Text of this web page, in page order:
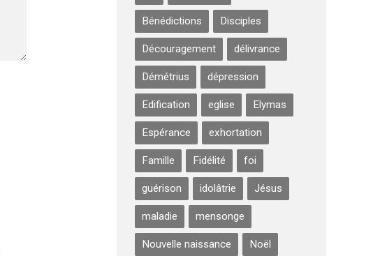
Bénédictions Disciples
Découragement délivrance
Démétrius dépression
Edification eglise Elymas
Espérance exhortation
Famille Fidélité foi
guérison idolâtrie Jésus
maladie mensonge
Nouvelle naissance Noël